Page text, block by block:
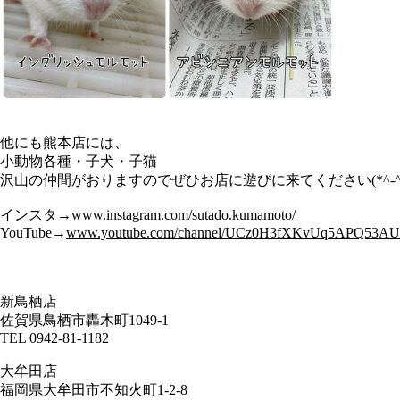
他にも熊本店には、
小動物各種・子犬・子猫
沢山の仲間がおりますのでぜひお店に遊びに来てください(*^-
インスタ→www.instagram.com/sutado.kumamoto/
YouTube→www.youtube.com/channel/UCz0H3fXKvUq5A
新鳥栖店
佐賀県鳥栖市轟木町1049-1
TEL 0942-81-1182
大牟田店
福岡県大牟田市不知火町1-2-8